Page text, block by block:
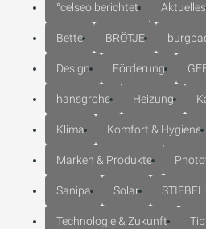
°celseo berichtet Aktuelles
Bette BRÖTJE
Design Förderung
hansgrohe Heizung
Klima Komfort & Hygiene
Marken & Produkte
Sanipa Solar STIEBEL
Technologie & Zukunft